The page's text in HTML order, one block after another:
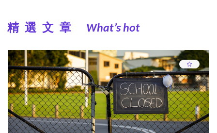
精選文章 What’s hot